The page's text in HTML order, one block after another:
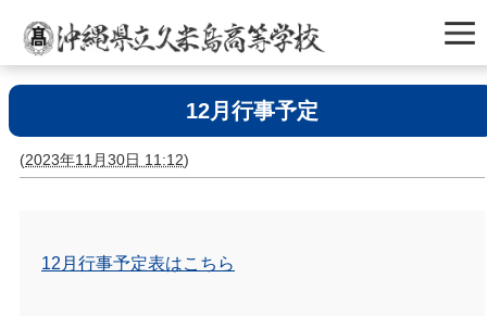
12月行事予定
(2023年11月30日 11:12)
12月行事予定表はこちら